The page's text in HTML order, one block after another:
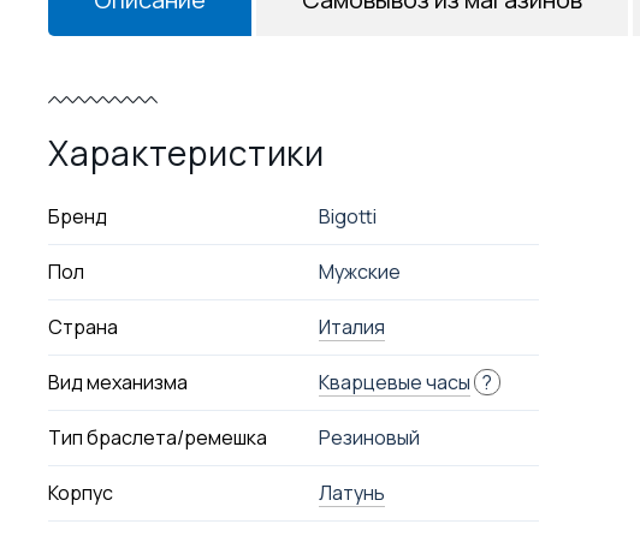
Характеристики
Бренд Bigotti
Пол Мужские
Страна Италия
Вид механизма Кварцевые часы ?
Тип браслета/ремешка Резиновый
Корпус Латунь